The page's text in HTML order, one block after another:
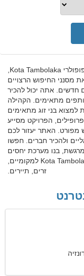
מסנני החיפוש הרצויים
חדשים. אתה יכול להכיר
מתאימים. הקהילה
למצוא בני זוג מתאימים
הפרויקט מסייע
מפורט. האתר יעזור לכם
ולהכיר חברים. חפשו
בנו מערכת יחסים
רצינית. הצטרפו לאתר היכרויות בחינם Kota Tambolaka למקומיים,
זרים, תיירים.